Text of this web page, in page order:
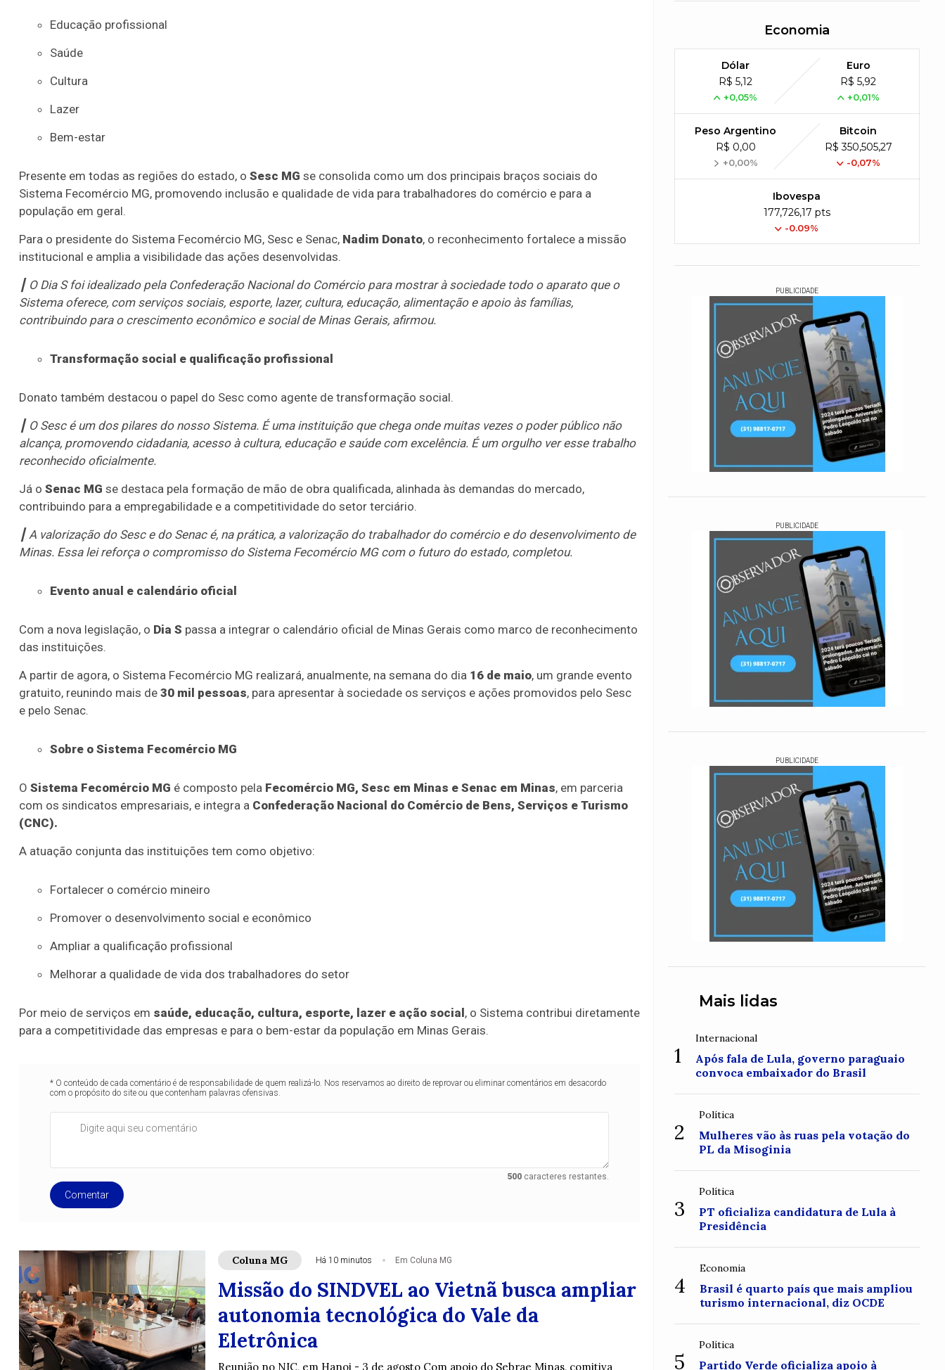
Educação profissional
Saúde
Cultura
Lazer
Bem-estar
Presente em todas as regiões do estado, o Sesc MG se consolida como um dos principais braços sociais do
Sistema Fecomércio MG, promovendo inclusão e qualidade de vida para trabalhadores do comércio e para a
população em geral.
Para o presidente do Sistema Fecomércio MG, Sesc e Senac, Nadim Donato, o reconhecimento fortalece a missão
institucional e amplia a visibilidade das ações desenvolvidas.
┃ O Dia S foi idealizado pela Confederação Nacional do Comércio para mostrar à sociedade todo o aparato que o
Sistema oferece, com serviços sociais, esporte, lazer, cultura, educação, alimentação e apoio às famílias,
contribuindo para o crescimento econômico e social de Minas Gerais, afirmou.
Transformação social e qualificação profissional
Donato também destacou o papel do Sesc como agente de transformação social.
┃ O Sesc é um dos pilares do nosso Sistema. É uma instituição que chega onde muitas vezes o poder público não
alcança, promovendo cidadania, acesso à cultura, educação e saúde com excelência. É um orgulho ver esse trabalho
reconhecido oficialmente.
Já o Senac MG se destaca pela formação de mão de obra qualificada, alinhada às demandas do mercado,
contribuindo para a empregabilidade e a competitividade do setor terciário.
┃ A valorização do Sesc e do Senac é, na prática, a valorização do trabalhador do comércio e do desenvolvimento de
Minas. Essa lei reforça o compromisso do Sistema Fecomércio MG com o futuro do estado, completou.
Evento anual e calendário oficial
Com a nova legislação, o Dia S passa a integrar o calendário oficial de Minas Gerais como marco de reconhecimento
das instituições.
A partir de agora, o Sistema Fecomércio MG realizará, anualmente, na semana do dia 16 de maio, um grande evento
gratuito, reunindo mais de 30 mil pessoas, para apresentar à sociedade os serviços e ações promovidos pelo Sesc
e pelo Senac.
Sobre o Sistema Fecomércio MG
O Sistema Fecomércio MG é composto pela Fecomércio MG, Sesc em Minas e Senac em Minas, em parceria
com os sindicatos empresariais, e integra a Confederação Nacional do Comércio de Bens, Serviços e Turismo
(CNC).
A atuação conjunta das instituições tem como objetivo:
Fortalecer o comércio mineiro
Promover o desenvolvimento social e econômico
Ampliar a qualificação profissional
Melhorar a qualidade de vida dos trabalhadores do setor
Por meio de serviços em saúde, educação, cultura, esporte, lazer e ação social, o Sistema contribui diretamente
para a competitividade das empresas e para o bem-estar da população em Minas Gerais.
* O conteúdo de cada comentário é de responsabilidade de quem realizá-lo. Nos reservamos ao direito de reprovar ou eliminar comentários em desacordo
com o propósito do site ou que contenham palavras ofensivas.
500caracteres restantes.
Comentar
Coluna MG Há 10 minutos Em Coluna MG
Missão do SINDVEL ao Vietnã busca ampliar
autonomia tecnológica do Vale da
Eletrônica
Reunião no NIC, em Hanoi - 3 de agosto Com apoio do Sebrae Minas, comitiva
Economia
Dólar
R$ 5,12
+0,05%
Euro
R$ 5,92
+0,01%
Peso Argentino
R$ 0,00
+0,00%
Bitcoin
R$ 350,505,27
-0,07%
Ibovespa
177,726,17 pts
-0.09%
PUBLICIDADE
PUBLICIDADE
PUBLICIDADE
Mais lidas
1
Internacional
Após fala de Lula, governo paraguaio
convoca embaixador do Brasil
2
Política
Mulheres vão às ruas pela votação do
PL da Misoginia
3
Política
PT oficializa candidatura de Lula à
Presidência
4
Economia
Brasil é quarto país que mais ampliou
turismo internacional, diz OCDE
5
Política
Partido Verde oficializa apoio à